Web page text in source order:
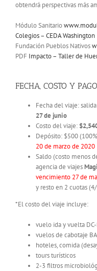
obtendrá perspectivas más
Módulo Sanitario
Colegios – CEDA Washington
Fundación Pueblos Nativos
PDF Impacto – Taller de
FECHA, COSTO Y
Fecha del viaje:
27 de junio
Costo del viaje:
Depósito: $500
20 de marzo de 2020
Saldo (costo menos
agencia de viajes
vencimiento 27 de
y resto en 2 cuotas
*El costo del viaje incluye:
vuelo ida y vuelta
vuelos de cabotaje
hoteles, comida
tours turísticos
2-3 filtros